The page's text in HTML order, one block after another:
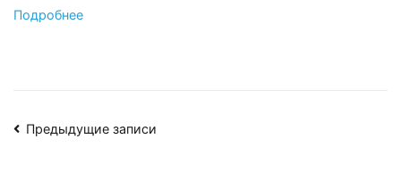
Подробнее
Навигация
Предыдущие записи